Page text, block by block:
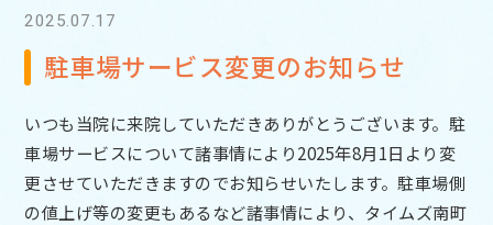
2025.07.17
駐車場サービス変更のお知らせ
いつも当院に来院していただきありがとうございます。駐
車場サービスについて諸事情により2025年8月1日より変
更させていただきますのでお知らせいたします。駐車場側
の値上げ等の変更もあるなど諸事情により、タイムズ南町